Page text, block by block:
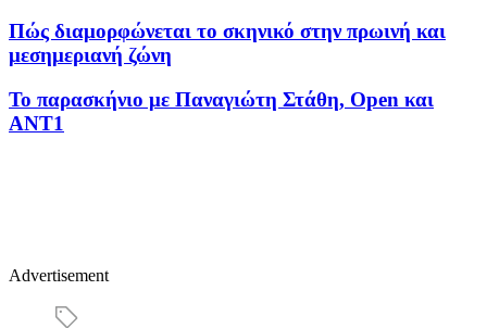
Πώς διαμορφώνεται το σκηνικό στην πρωινή και
μεσημεριανή ζώνη
Το παρασκήνιο με Παναγιώτη Στάθη, Open και
ΑΝΤ1
Advertisement